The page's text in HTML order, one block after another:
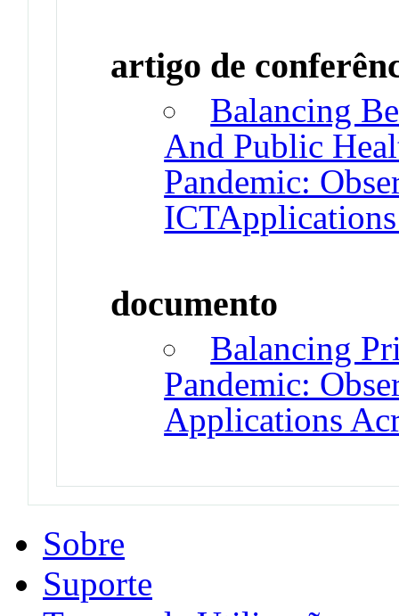
artigo de
Balancing
And Public
Pandemic:
documento
Balancing
Pandemic:
Applications
Sobre
Suporte